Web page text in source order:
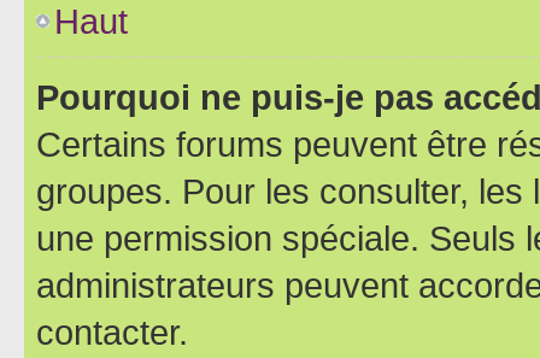
Haut
Pourquoi ne puis-je pas
Certains forums peuvent être
groupes. Pour les consulter,
une permission spéciale. Seuls
administrateurs peuvent
contacter.